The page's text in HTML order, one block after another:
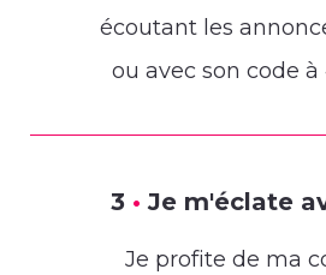
écoutant les
ou avec son code à
3 • Je m'éclate
Je profite de ma